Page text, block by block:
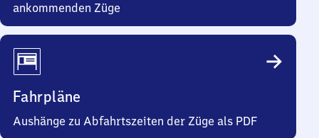
ankommenden Züge
Fahrpläne
Aushänge zu Abfahrtszeiten der Züge als PDF